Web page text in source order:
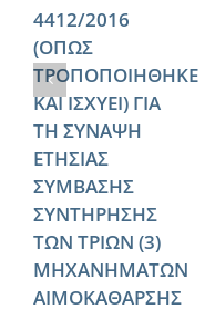
4412/2016
(ΟΠΩΣ
ΤΡΟΠΟΠΟΙΗΘΗΚΕ
ΚΑΙ ΙΣΧΥΕΙ) ΓΙΑ
ΤΗ ΣΥΝΑΨΗ
ΕΤΗΣΙΑΣ
ΣΥΜΒΑΣΗΣ
ΣΥΝΤΗΡΗΣΗΣ
ΤΩΝ ΤΡΙΩΝ (3)
ΜΗΧΑΝΗΜΑΤΩΝ
ΑΙΜΟΚΑΘΑΡΣΗΣ